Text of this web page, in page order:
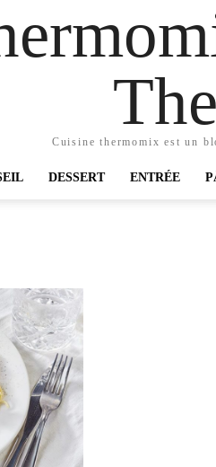
Cuisine thermomix est un
DESSERT ENTRÉE